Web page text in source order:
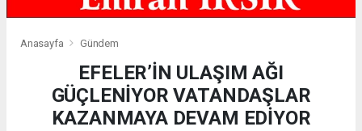
Anasayfa Gündem
EFELER’İN ULAŞIM AĞI
GÜÇLENİYOR VATANDAŞLAR
KAZANMAYA DEVAM EDİYOR